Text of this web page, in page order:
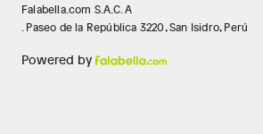
Falabella.com S.A.C. A
. Paseo de la República 3220, San Isidro, Perú
Powered by